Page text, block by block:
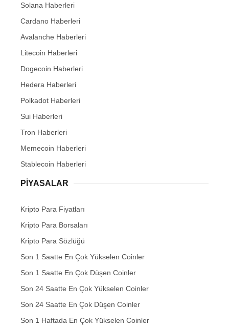
Solana Haberleri
Cardano Haberleri
Avalanche Haberleri
Litecoin Haberleri
Dogecoin Haberleri
Hedera Haberleri
Polkadot Haberleri
Sui Haberleri
Tron Haberleri
Memecoin Haberleri
Stablecoin Haberleri
PIYASALAR
Kripto Para Fiyatları
Kripto Para Borsaları
Kripto Para Sözlüğü
Son 1 Saatte En Çok Yükselen Coinler
Son 1 Saatte En Çok Düşen Coinler
Son 24 Saatte En Çok Yükselen Coinler
Son 24 Saatte En Çok Düşen Coinler
Son 1 Haftada En Çok Yükselen Coinler